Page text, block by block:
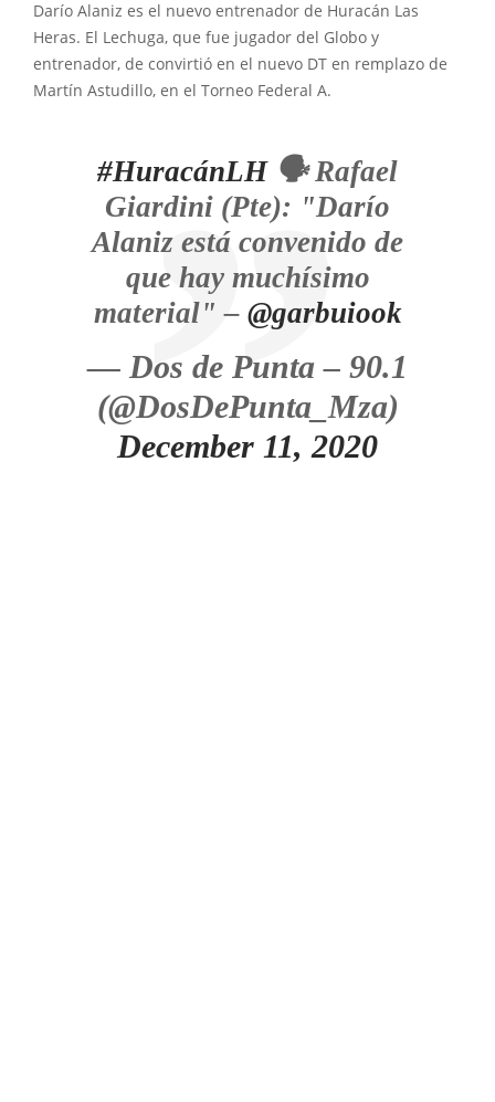
Darío Alaniz es el nuevo entrenador de Huracán Las
Heras. El Lechuga, que fue jugador del Globo y
entrenador, de convirtió en el nuevo DT en remplazo de
Martín Astudillo, en el Torneo Federal A.
#HuracánLH🗣️ Rafael
Giardini (Pte): "Darío
Alaniz está convenido de
que hay muchísimo
material" – @garbuiook
— Dos de Punta – 90.1
(@DosDePunta_Mza)
December 11, 2020